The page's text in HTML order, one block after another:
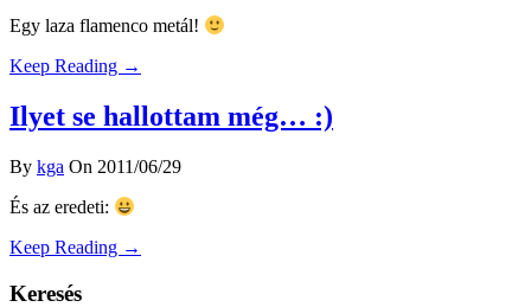
Egy laza flamenco metál!
Keep Reading →
Ilyet se hallottam még… :)
By kga On 2011/06/29
És az eredeti:
Keep Reading →
Keresés